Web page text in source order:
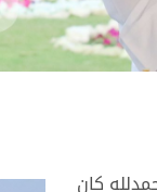
كان